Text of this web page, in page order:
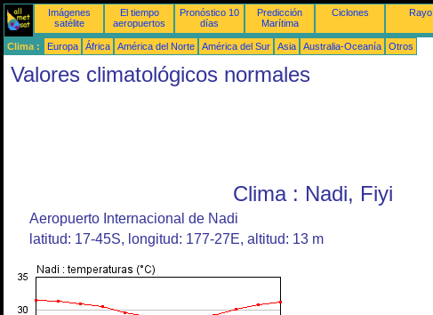
Imágenes
satélite
El tiempo
aeropuertos
Pronóstico 10
días
Predicción
Marítima
Ciclones Rayo
Clima : Europa África América del Norte América del Sur Asia Australia-Oceanía Otros
Valores climatológicos normales
Clima : Nadi, Fiyi
Aeropuerto Internacional de Nadi
latitud: 17-45S, longitud: 177-27E, altitud: 13 m